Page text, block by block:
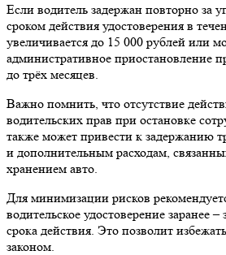
Если водитель задержан повторно за
сроком действия удостоверения в
увеличивается до 15 000 рублей или
административное приостановление
до трёх месяцев.
Важно помнить, что отсутствие
водительских прав при остановке
также может привести к задержанию
и дополнительным расходам,
хранением авто.
Для минимизации рисков
водительское удостоверение заранее
срока действия. Это позволит
законом.